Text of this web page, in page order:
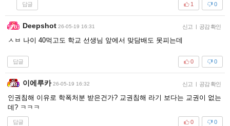
답글 0
1
Deepshot 26-05-19 16:31 신고 | 공감 확인
ㅅㅂ 나이 40먹고도 학교 선생님 앞에서 맞담배도 못피는데
답글 0
0
이에루카 26-05-19 16:32 신고 | 공감 확인
인권침해 이유로 학폭처분 받은건가? 교권침해 라기 보다는 교권이 없는
데? ㅋㅋㅋ
답글 0
0